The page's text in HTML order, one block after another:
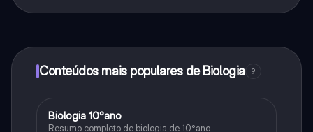
Conteúdos mais populares de Biologia 9
Biologia
Biologia 10°ano
Resumo completo de biologia de 10°ano